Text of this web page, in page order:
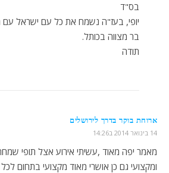
בס"ד
יופי, בעז"ה נשמח את כל עם ישראל עם
בר מצווה בכותל.
תודה
ארוחת בוקר בדרך לירושלים
14 בינואר 2014 ב14:26
מאמר יפה מאוד ,עשיתי אירוע אצל תופי
ומקצועי גם כן אושרי מאוד מקצועי בתחום